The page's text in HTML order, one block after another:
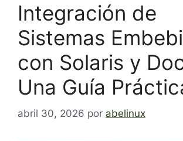
Integración de
Sistemas
con Solaris y
Una Guía
abril 30, 2026 por abelinux